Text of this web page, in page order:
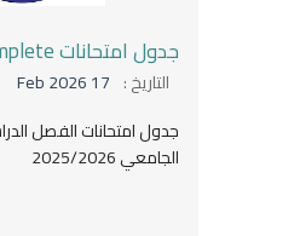
جدول امتحانات incomplete
التاريخ : 17 Feb 2026
جدول امتحانات الفصل
الجامعي 2025/2026